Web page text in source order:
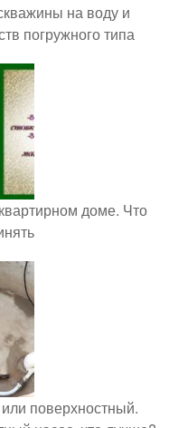
на воду и
погружного типа
доме. Что
поверхностный.